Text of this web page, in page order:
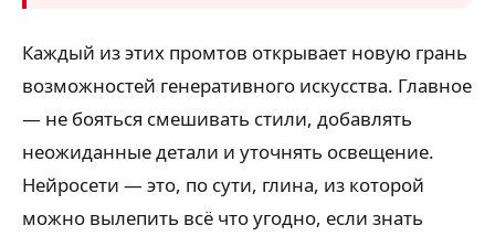
Каждый из этих промтов открывает новую грань
возможностей генеративного искусства. Главное
— не бояться смешивать стили, добавлять
неожиданные детали и уточнять освещение.
Нейросети — это, по сути, глина, из которой
можно вылепить всё что угодно, если знать